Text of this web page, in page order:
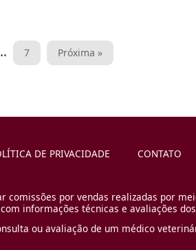
7 Próxima »
DE PRIVACIDADE CONTATO
por vendas realizadas por
informações técnicas e avaliações
ou avaliação de um médico